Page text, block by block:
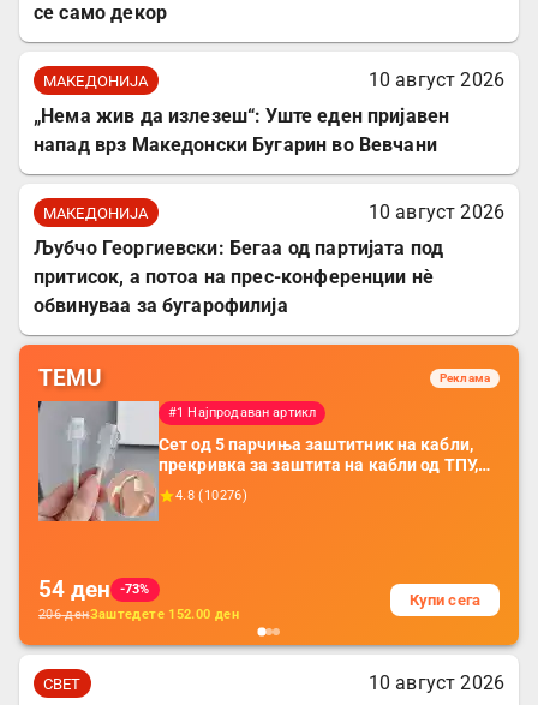
се само декор
МАКЕДОНИЈА
10 август 2026
„Нема жив да излезеш“: Уште еден пријавен
напад врз Македонски Бугарин во Вевчани
МАКЕДОНИЈА
10 август 2026
Љубчо Георгиевски: Бегаа од партијата под
притисок, а потоа на прес-конференции нè
обвинуваа за бугарофилија
TEMU Реклама
#1 Најпродаван артикл
Сет од 5 парчиња заштитник на кабли,
прекривка за заштита на кабли од ТПУ,
додатоци за заштита на кабли, без
батерија, за мобилни телефони, комплет
4.8 ( 10276)
54 ден
-73%
206денЗаштедете 152.00 ден
Купи сега
СВЕТ
10 август 2026